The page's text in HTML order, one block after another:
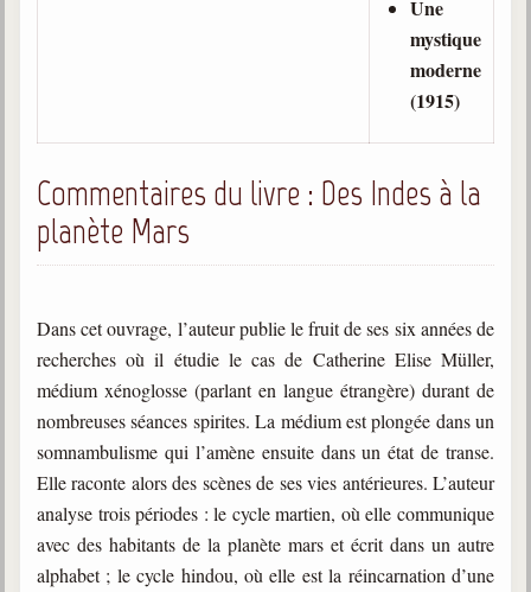
Une
mystique
moderne
(1915)
Commentaires du livre : Des Indes à la
planète Mars
Dans cet ouvrage, l’auteur publie le fruit de ses six années de
recherches où il étudie le cas de Catherine Elise Müller,
médium xénoglosse (parlant en langue étrangère) durant de
nombreuses séances spirites. La médium est plongée dans un
somnambulisme qui l’amène ensuite dans un état de transe.
Elle raconte alors des scènes de ses vies antérieures. L’auteur
analyse trois périodes : le cycle martien, où elle communique
avec des habitants de la planète mars et écrit dans un autre
alphabet ; le cycle hindou, où elle est la réincarnation d’une